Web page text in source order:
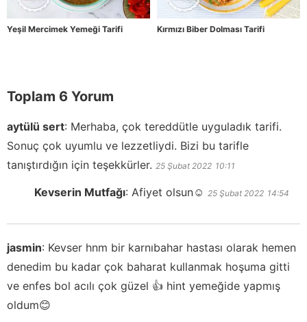
Yeşil Mercimek Yemeği Tarifi Kırmızı Biber Dolması Tarifi
Toplam 6 Yorum
aytülü sert: Merhaba, çok tereddütle uyguladık tarifi.
Sonuç çok uyumlu ve lezzetliydi. Bizi bu tarifle
tanıştırdığın için teşekkürler. 25 Şubat 2022 10:11
Kevserin Mutfağı: Afiyet olsun☺️ 25 Şubat 2022 14:54
jasmin: Kevser hnm bir karnıbahar hastası olarak hemen
denedim bu kadar çok baharat kullanmak hoşuma gitti
ve enfes bol acılı çok güzel 👍 hint yemeğide yapmış
oldum😊